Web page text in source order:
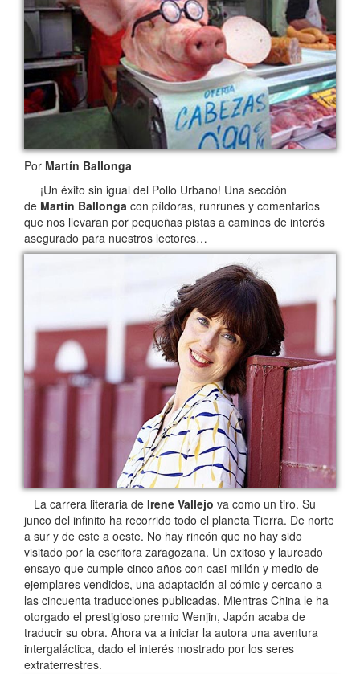
Por Martín Ballonga
¡Un éxito sin igual del Pollo Urbano! Una sección
de Martín Ballonga con píldoras, runrunes y comentarios
que nos llevaran por pequeñas pistas a caminos de interés
asegurado para nuestros lectores…
La carrera literaria de Irene Vallejo va como un tiro. Su
junco del infinito ha recorrido todo el planeta Tierra. De norte
a sur y de este a oeste. No hay rincón que no hay sido
visitado por la escritora zaragozana. Un exitoso y laureado
ensayo que cumple cinco años con casi millón y medio de
ejemplares vendidos, una adaptación al cómic y cercano a
las cincuenta traducciones publicadas. Mientras China le ha
otorgado el prestigioso premio Wenjin, Japón acaba de
traducir su obra. Ahora va a iniciar la autora una aventura
intergaláctica, dado el interés mostrado por los seres
extraterrestres.